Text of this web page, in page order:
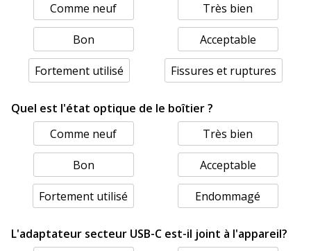
Comme neuf
Très bien
Bon Acceptable
Fortement utilisé Fissures et ruptures
Quel est l'état optique de le boîtier ?
Comme neuf
Très bien
Bon Acceptable
Fortement utilisé Endommagé
L'adaptateur secteur USB-C est-il joint à l'appareil?